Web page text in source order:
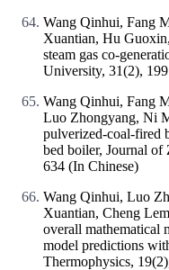
Wang Qinhui, Fang
Xuantian, Hu
steam gas co-
University, 31(2),
Wang Qinhui, Fang
Luo Zhongyang, Ni
pulverized-coal-fired
bed boiler, Journal
634 (In Chinese)
Wang Qinhui, Luo
Xuantian, Cheng
overall mathematical
model predictions
Thermophysics,